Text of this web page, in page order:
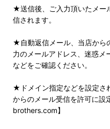
★送信後、ご入力頂いたメー
信されます。
★自動返信メール、当店から
力のメールアドレス、迷惑メ
などをご確認ください。
★ドメイン指定などを設定さ
からのメール受信を許可に
brothers.com】